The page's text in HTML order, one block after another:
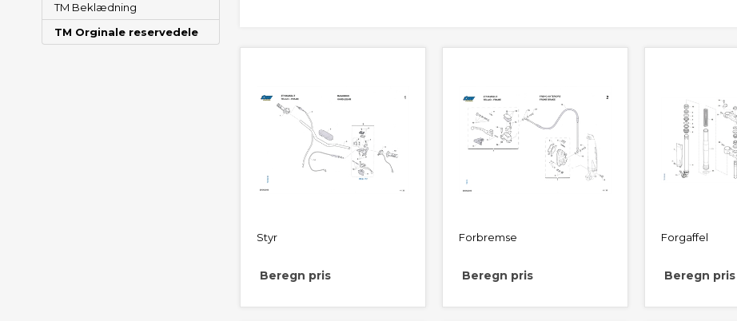
TM Beklædning
TM Orginale reservedele
Styr
Beregn pris
Forbremse
Beregn pris
Forgaffel
Beregn pris